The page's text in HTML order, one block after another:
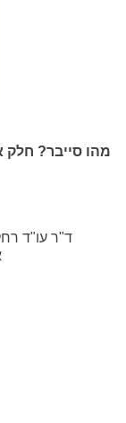
מהו סייבר? חלק
ד"ר עו"ד